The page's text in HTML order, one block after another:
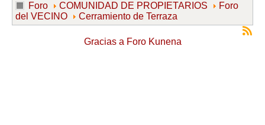
Foro COMUNIDAD DE PROPIETARIOS
Foro
del VECINO
Cerramiento de Terraza
Gracias a Foro Kunena